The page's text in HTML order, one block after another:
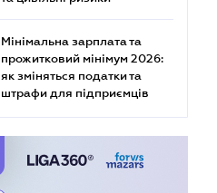
Мінімальна зарплата та
прожитковий мінімум 2026:
як зміняться податки та
штрафи для підприємців